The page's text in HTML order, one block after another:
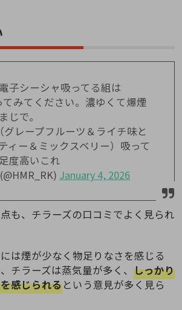
子シーシャ吸ってる組は
てみてください。濃ゆくて爆煙
じで。
レープフルーツ＆ライチ味と
ィー＆ミックスベリー）吸って
度高いこれ
January 4, 2026
も、チラーズの口コミでよく見られ
は煙が少なく物足りなさを感じる
チラーズは蒸気量が多く、 しっかり
感じられるという意見が多く見ら